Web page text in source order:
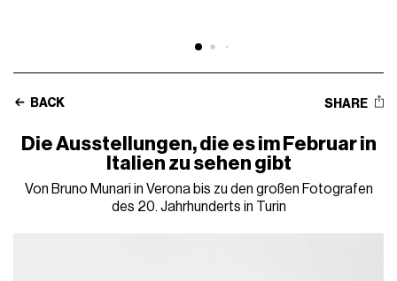
BACK SHARE
Die Ausstellungen, die es im Februar in
Italien zu sehen gibt
Von Bruno Munari in Verona bis zu den großen Fotografen
des 20. Jahrhunderts in Turin